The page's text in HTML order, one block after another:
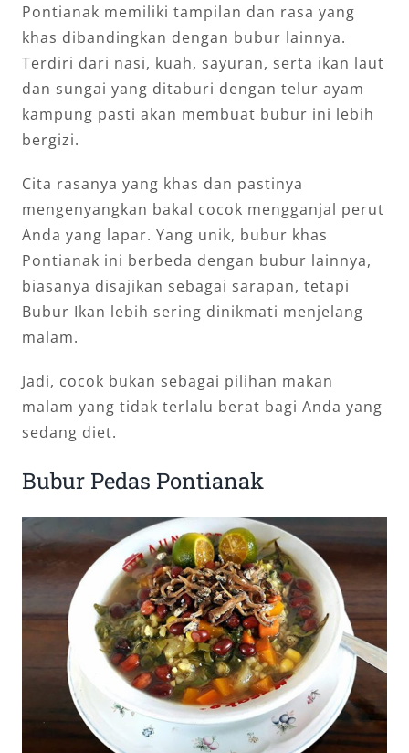
Pontianak memiliki tampilan dan rasa yang
khas dibandingkan dengan bubur lainnya.
Terdiri dari nasi, kuah, sayuran, serta ikan laut
dan sungai yang ditaburi dengan telur ayam
kampung pasti akan membuat bubur ini lebih
bergizi.
Cita rasanya yang khas dan pastinya
mengenyangkan bakal cocok mengganjal perut
Anda yang lapar. Yang unik, bubur khas
Pontianak ini berbeda dengan bubur lainnya,
biasanya disajikan sebagai sarapan, tetapi
Bubur Ikan lebih sering dinikmati menjelang
malam.
Jadi, cocok bukan sebagai pilihan makan
malam yang tidak terlalu berat bagi Anda yang
sedang diet.
Bubur Pedas Pontianak